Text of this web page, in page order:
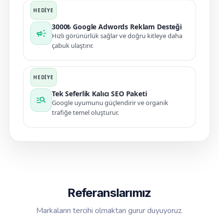
campaign
3000₺ Google Adwords Reklam Desteği
Hızlı görünürlük sağlar ve doğru kitleye daha
çabuk ulaştırır.
manage_search
Tek Seferlik Kalıcı SEO Paketi
Google uyumunu güçlendirir ve organik
trafiğe temel oluşturur.
Referanslarımız
Markaların tercihi olmaktan gurur duyuyoruz.